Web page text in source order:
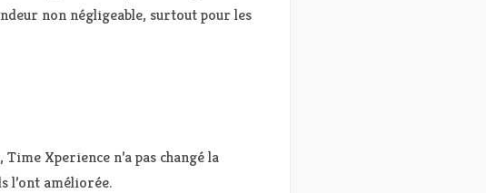
non négligeable, surtout pour les
Xperience n’a pas changé la
l’ont améliorée.